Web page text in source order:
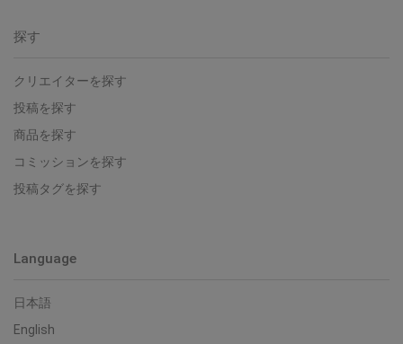
探す
クリエイターを探す
投稿を探す
商品を探す
コミッションを探す
投稿タグを探す
Language
日本語
English